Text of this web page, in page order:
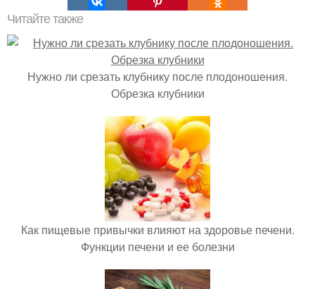
Читайте также
Нужно ли срезать клубнику после плодоношения.
Обрезка клубники
Как пищевые привычки влияют на здоровье печени.
Функции печени и ее болезни